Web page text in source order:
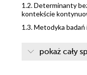
1.2. Determinanty
kontekście
1.3. Metodyka
2.1 Ryzyko a
pokaż cały